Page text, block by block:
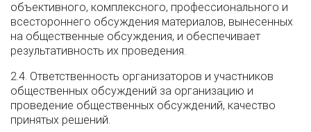
объективного, комплексного, профессионального и
всестороннего обсуждения материалов, вынесенных
на общественные обсуждения, и обеспечивает
результативность их проведения.
2.4. Ответственность организаторов и участников
общественных обсуждений за организацию и
проведение общественных обсуждений, качество
принятых решений.